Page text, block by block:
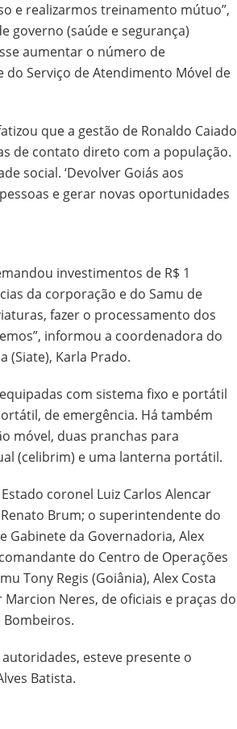
e realizarmos treinamento mútuo”,
governo (saúde e segurança)
aumentar o número de
Serviço de Atendimento Móvel de
que a gestão de Ronaldo Caiado
de contato direto com a população.
social. ‘Devolver Goiás aos
e gerar novas oportunidades
investimentos de R$ 1
da corporação e do Samu de
fazer o processamento dos
informou a coordenadora do
(Siate), Karla Prado.
com sistema fixo e portátil
de emergência. Há também
móvel, duas pranchas para
(celibrim) e uma lanterna portátil.
coronel Luiz Carlos Alencar
Brum; o superintendente do
Gabinete da Governadoria, Alex
do Centro de Operações
Tony Regis (Goiânia), Alex Costa
Neres, de oficiais e praças do
Bombeiros.
esteve presente o
Batista.